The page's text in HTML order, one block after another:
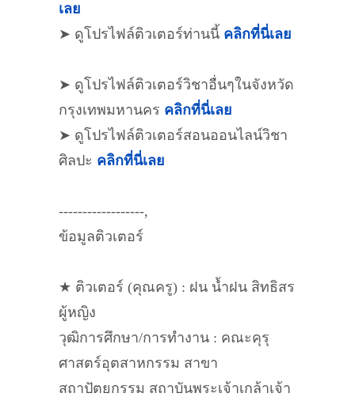
เลย
➤ ดูโปรไฟล์ติวเตอร์ท่านนี้ คลิกที่นี่เลย
➤ ดูโปรไฟล์ติวเตอร์วิชาอื่นๆในจังหวัด
กรุงเทพมหานคร คลิกที่นี่เลย
➤ ดูโปรไฟล์ติวเตอร์สอนออนไลน์วิชา
ศิลปะ คลิกที่นี่เลย
------------------,
ข้อมูลติวเตอร์
★ ติวเตอร์ (คุณครู) : ฝน น้ำฝน สิทธิสร
ผู้หญิง
วุฒิการศึกษา/การทำงาน : คณะคุรุ
ศาสตร์อุตสาหกรรม สาขา
สถาปัตยกรรม สถาบันพระเจ้าเกล้าเจ้า